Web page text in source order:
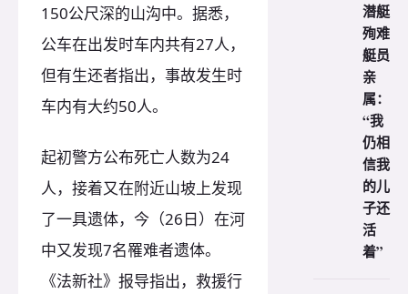
150公尺深的山沟中。据悉，
公车在出发时车内共有27人，
但有生还者指出，事故发生时
车内有大约50人。
起初警方公布死亡人数为24
人，接着又在附近山坡上发现
了一具遗体，今（26日）在河
中又发现7名罹难者遗体。
《法新社》报导指出，救援行
潜艇
殉难
艇员
亲
属：
“我
仍相
信我
的儿
子还
活
着”